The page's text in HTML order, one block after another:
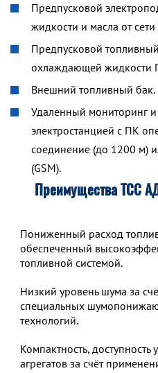
Предпусковой
жидкости и масла от
Предпусковой
охлаждающей
Внешний топливный бак.
Удаленный мониторинг
электростанцией с ПК
соединение (до 1200 м)
(GSM).
Преимущества ТСС
Пониженный расход
обеспеченный
топливной системой.
Низкий уровень шума за
специальных
технологий.
Компактность, доступность
агрегатов за счёт